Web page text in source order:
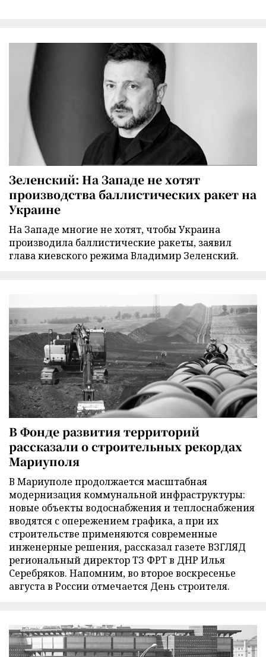
Зеленский: На Западе не хотят
производства баллистических ракет на
Украине
На Западе многие не хотят, чтобы Украина
производила баллистические ракеты, заявил
глава киевского режима Владимир Зеленский.
В Фонде развития территорий
рассказали о строительных рекордах
Мариуполя
В Мариуполе продолжается масштабная
модернизация коммунальной инфраструктуры:
новые объекты водоснабжения и теплоснабжения
вводятся с опережением графика, а при их
строительстве применяются современные
инженерные решения, рассказал газете ВЗГЛЯД
региональный директор ТЗ ФРТ в ДНР Илья
Серебряков. Напомним, во второе воскресенье
августа в России отмечается День строителя.